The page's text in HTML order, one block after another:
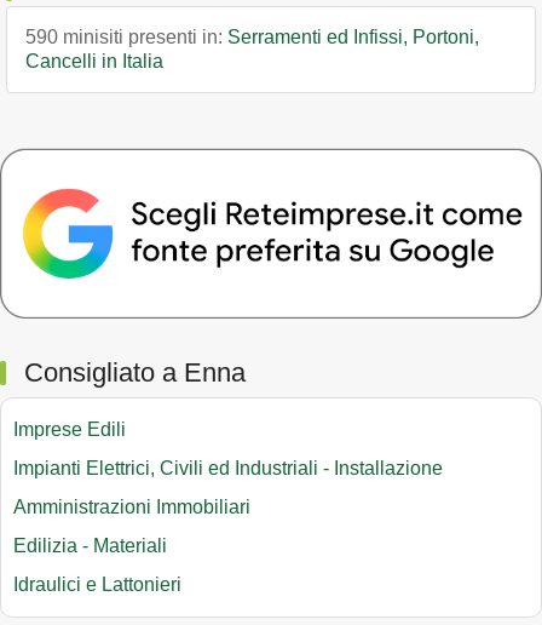
590 minisiti presenti in: Serramenti ed Infissi, Portoni,
Cancelli in Italia
Consigliato a Enna
Imprese Edili
Impianti Elettrici, Civili ed Industriali - Installazione
Amministrazioni Immobiliari
Edilizia - Materiali
Idraulici e Lattonieri